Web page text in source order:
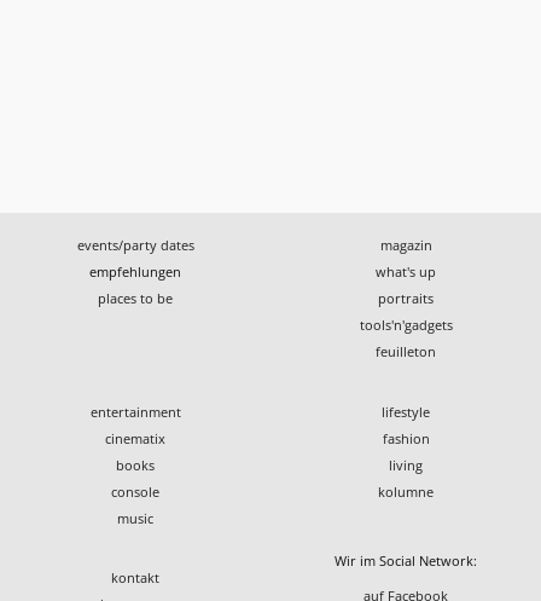
events/party dates
empfehlungen
places to be
magazin
what's up
portraits
tools'n'gadgets
feuilleton
entertainment
cinematix
books
console
music
lifestyle
fashion
living
kolumne
kontakt
Wir im Social Network:
auf Facebook